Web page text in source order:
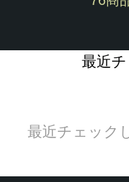
最近
最近チェック